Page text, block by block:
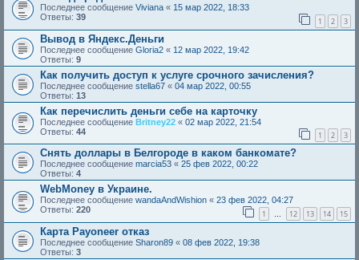
Последнее сообщение Viviana « 15 мар 2022, 18:33
Ответы: 39 1 2 3
Вывод в Яндекс.Деньги
Последнее сообщение Gloria2 « 12 мар 2022, 19:42
Ответы: 9
Как получить доступ к услуге срочного зачисления?
Последнее сообщение stella67 « 04 мар 2022, 00:55
Ответы: 13
Как перечислить деньги себе на карточку
Последнее сообщение Britney22 « 02 мар 2022, 21:54
Ответы: 44 1 2 3
Снять доллары в Белгороде в каком банкомате?
Последнее сообщение marcia53 « 25 фев 2022, 00:22
Ответы: 4
WebMoney в Украине.
Последнее сообщение wandaAndWishion « 23 фев 2022, 04:27
Ответы: 220 1 … 12 13 14 15
Карта Payoneer отказ
Последнее сообщение Sharon89 « 08 фев 2022, 19:38
Ответы: 3